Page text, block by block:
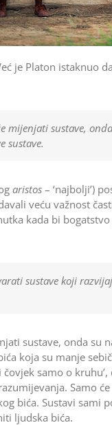
je Platon istaknuo
mijenjati sustave,
sustave.
aristos – ‘najbolji’)
veću važnost
kada bi
sustave koji
sustave, onda su
koja su manje
samo o
Samo će
bića. Sustavi sami
ljudska bića.